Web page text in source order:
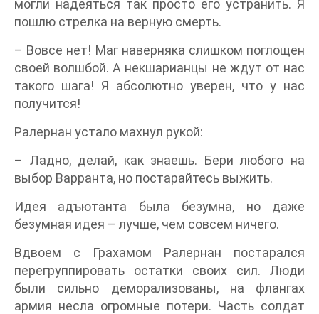
могли надеяться так просто его устранить. Я
пошлю стрелка на верную смерть.
– Вовсе нет! Маг наверняка слишком поглощен
своей волшбой. А некшарианцы не ждут от нас
такого шага! Я абсолютно уверен, что у нас
получится!
Ралернан устало махнул рукой:
– Ладно, делай, как знаешь. Бери любого на
выбор Варранта, но постарайтесь выжить.
Идея адъютанта была безумна, но даже
безумная идея – лучше, чем совсем ничего.
Вдвоем с Грахамом Ралернан постарался
перегруппировать остатки своих сил. Люди
были сильно деморализованы, на флангах
армия несла огромные потери. Часть солдат